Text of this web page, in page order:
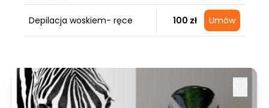
Depilacja woskiem- ręce 100 zł Umów